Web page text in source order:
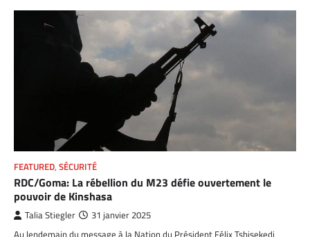
FEATURED, SÉCURITÉ
RDC/Goma: La rébellion du M23 défie ouvertement le
pouvoir de Kinshasa
Talia Stiegler 31 janvier 2025
Au lendemain du message à la Nation du Président Félix Tshisekedi